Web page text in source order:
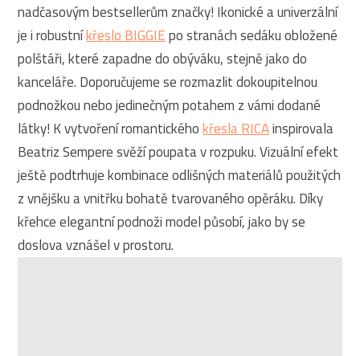
nadčasovým bestsellerům značky! Ikonické a univerzální
je i robustníkřeslo BIGGIEpo stranách sedáku obložené
polštáři, které zapadne do obýváku, stejně jako do
kanceláře. Doporučujeme se rozmazlit dokoupitelnou
podnožkou nebo jedinečným potahem z vámi dodané
látky! K vytvoření romantickéhokřesla RICAinspirovala
Beatriz Sempere svěží poupata v rozpuku. Vizuální efekt
ještě podtrhuje kombinace odlišných materiálů použitých
z vnějšku a vnitřku bohatě tvarovaného opěráku. Díky
křehce elegantní podnoži model působí, jako by se
doslova vznášel v prostoru.